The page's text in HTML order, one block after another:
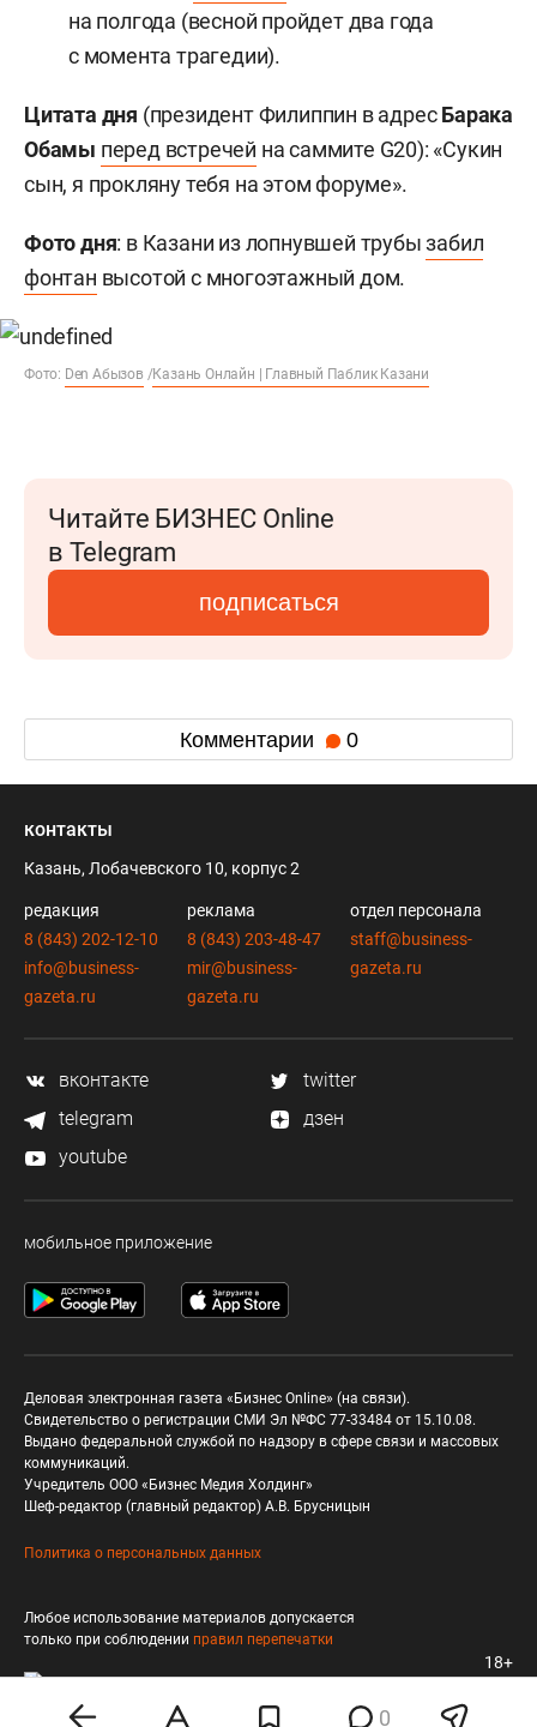
на полгода (весной пройдет два года
с момента трагедии).
Цитата дня (президент Филиппин в адресБарака
Обамы перед встречей на саммите G20): «Сукин
сын, я прокляну тебя на этом форуме».
Фото дня: в Казани из лопнувшей трубызабил
фонтан высотой с многоэтажный дом.
Фото: Den Абызов /Казань Онлайн | Главный Паблик Казани
Читайте БИЗНЕС Online
в Telegram
подписаться
Комментарии 0
0
контакты
Казань, Лобачевского 10, корпус 2
редакция
8 (843) 202-12-10
info@business-
gazeta.ru
реклама
8 (843) 203-48-47
mir@business-
gazeta.ru
отдел персонала
staff@business-
gazeta.ru
вконтакте
twitter
telegram
дзен
youtube
мобильное приложение
Деловая электронная газета «Бизнес Online» (на связи).
Свидетельство о регистрации СМИ Эл №ФС 77-33484 от 15.10.08.
Выдано федеральной службой по надзору в сфере связи и массовых
коммуникаций.
Учредитель ООО «Бизнес Медия Холдинг»
Шеф-редактор (главный редактор) А.В. Брусницын
Политика о персональных данных
Любое использование материалов допускается
только при соблюдении правил перепечатки
18+